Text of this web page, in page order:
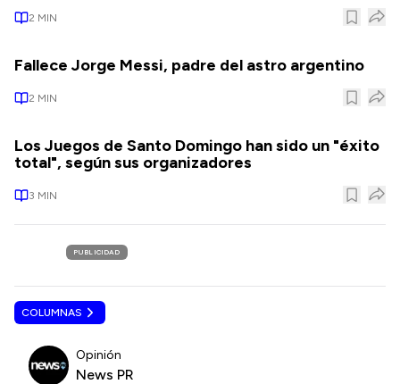
2 MIN
Fallece Jorge Messi, padre del astro argentino
2 MIN
Los Juegos de Santo Domingo han sido un "éxito
total", según sus organizadores
3 MIN
PUBLICIDAD
COLUMNAS
Opinión
News PR